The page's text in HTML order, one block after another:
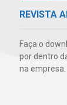
REVISTA
Faça o
por dentro
na empresa.